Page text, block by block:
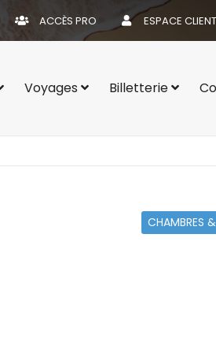
ACCÈS PRO ESPACE CLIENT
Voyages Billetterie
CHAMBRES